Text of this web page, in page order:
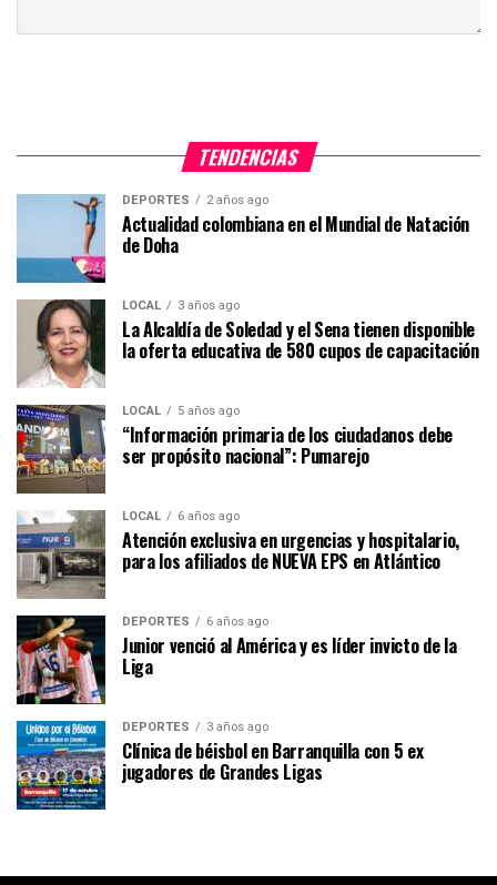
TENDENCIAS
DEPORTES 2 años ago
Actualidad colombiana en el Mundial de Natación
de Doha
LOCAL 3 años ago
La Alcaldía de Soledad y el Sena tienen disponible
la oferta educativa de 580 cupos de capacitación
LOCAL 5 años ago
“Información primaria de los ciudadanos debe
ser propósito nacional”: Pumarejo
LOCAL 6 años ago
Atención exclusiva en urgencias y hospitalario,
para los afiliados de NUEVA EPS en Atlántico
DEPORTES 6 años ago
Junior venció al América y es líder invicto de la
Liga
DEPORTES 3 años ago
Clínica de béisbol en Barranquilla con 5 ex
jugadores de Grandes Ligas